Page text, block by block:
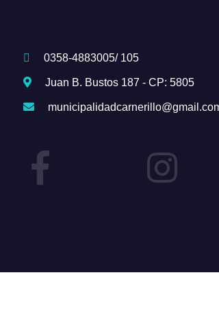
0358-4883005/ 105
Juan B. Bustos 187 - CP: 5805